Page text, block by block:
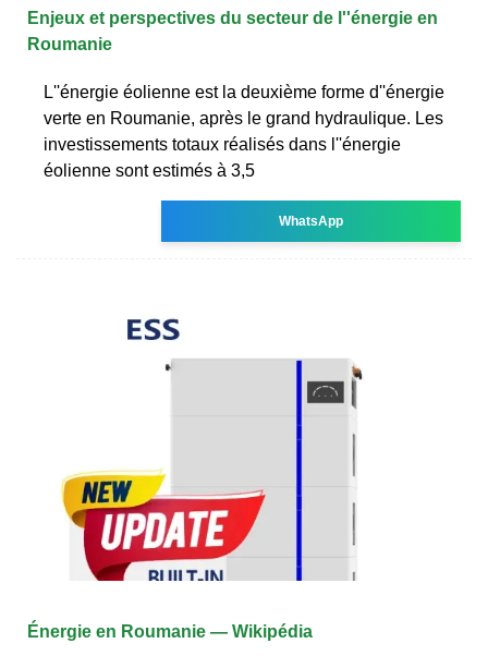
Enjeux et perspectives du secteur de l''énergie en
Roumanie
L''énergie éolienne est la deuxième forme d''énergie
verte en Roumanie, après le grand hydraulique. Les
investissements totaux réalisés dans l''énergie
éolienne sont estimés à 3,5
WhatsApp
Énergie en Roumanie — Wikipédia